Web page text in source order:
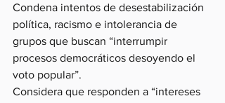
Condena intentos de desestabilización
política, racismo e intolerancia de
grupos que buscan “interrumpir
procesos democráticos desoyendo el
voto popular”.
Considera que responden a “intereses